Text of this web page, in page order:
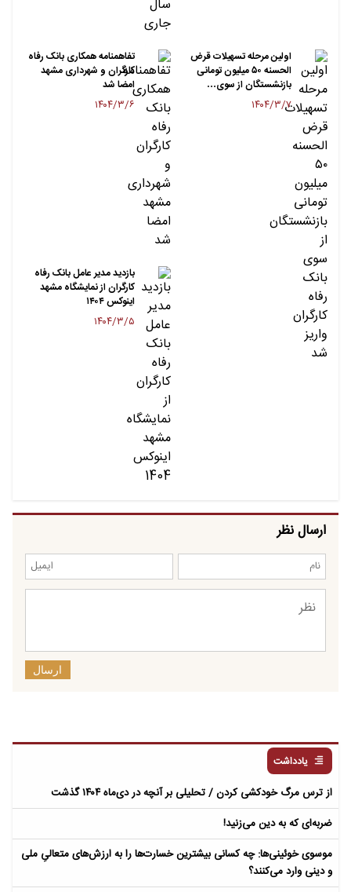
اولین مرحله تسهیلات قرض
الحسنه ۵۰ میلیون تومانی
بازنشستگان از سوی…
۱۴۰۴/۳/۷
تفاهمنامه همکاری بانک رفاه
کارگران و شهرداری مشهد
امضا شد
۱۴۰۴/۳/۶
بازدید مدیر عامل بانک رفاه
کارگران از نمایشگاه مشهد
اینوکس ۱۴۰۴
۱۴۰۴/۳/۵
ارسال نظر
ارسال
یادداشت
از ترس مرگ خودکشی کردن / تحلیلی بر آنچه در دی‌ماه ۱۴۰۴ گذشت
ضربه‌ای که به دین می‌زنید!
موسوی خوئینی‌ها: چه کسانی بیشترین خسارت‌ها را به ارزش‌های متعالیِ ملی
و دینی وارد می‌کنند؟